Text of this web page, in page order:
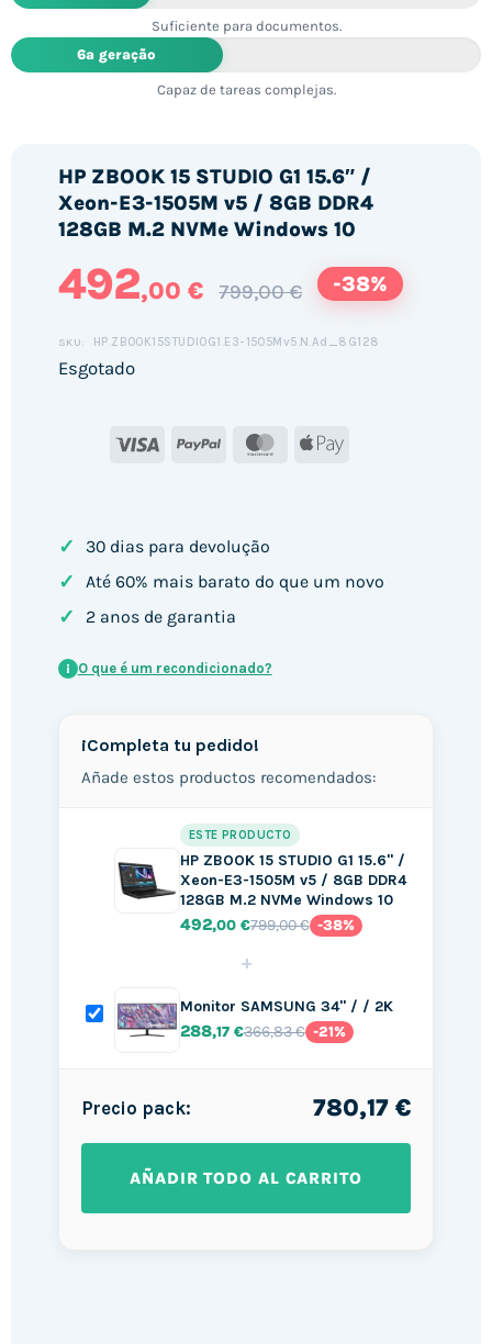
Suficiente para documentos.
6ª geração
Capaz de tareas complejas.
HP ZBOOK 15 STUDIO G1 15.6″ /
Xeon-E3-1505M v5 / 8GB DDR4
128GB M.2 NVMe Windows 10
492,00 € 799,00 € -38%
SKU: HP.ZBOOK15STUDIOG1.E3-1505Mv5.N.Ad_8G128
Esgotado
Visa PayPal MasterCard
Apple
✓ 30 dias para devolução
✓ Até 60% mais barato do que um novo
✓ 2 anos de garantia
i O que é um recondicionado?
¡Completa tu pedido!
Añade estos productos recomendados:
ESTE PRODUCTO
HP ZBOOK 15 STUDIO G1 15.6" /
Xeon-E3-1505M v5 / 8GB DDR4
128GB M.2 NVMe Windows 10
492,00 €799,00 € -38%
+
Monitor SAMSUNG 34" / / 2K
288,17 €366,83 € -21%
Precio pack: 780,17 €
AÑADIR TODO AL CARRITO